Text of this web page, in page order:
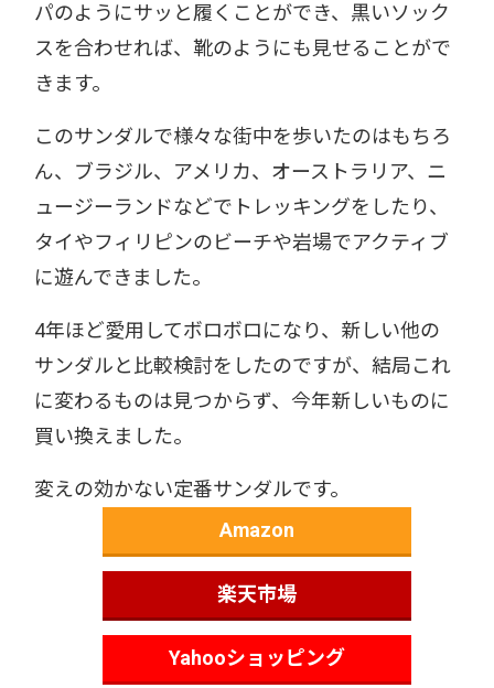
パのようにサッと履くことができ、黒いソック
スを合わせれば、靴のようにも見せることがで
きます。
このサンダルで様々な街中を歩いたのはもちろ
ん、ブラジル、アメリカ、オーストラリア、ニ
ュージーランドなどでトレッキングをしたり、
タイやフィリピンのビーチや岩場でアクティブ
に遊んできました。
4年ほど愛用してボロボロになり、新しい他の
サンダルと比較検討をしたのですが、結局これ
に変わるものは見つからず、今年新しいものに
買い換えました。
変えの効かない定番サンダルです。
Amazon
楽天市場
Yahooショッピング